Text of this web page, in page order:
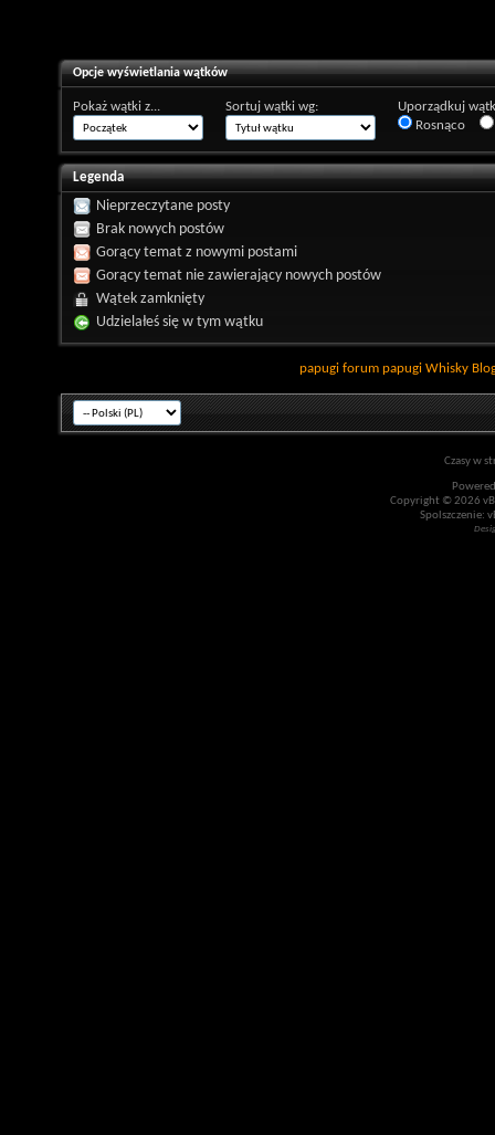
Opcje wyświetlania wątków
Pokaż wątki z... Sortuj wątki wg:
Uporządkuj
Rosnąco
Legenda
Nieprzeczytane posty
Brak nowych postów
Gorący temat z nowymi postami
Gorący temat nie zawierający nowych postów
Wątek zamknięty
Udzielałeś się w tym wątku
papugi forum papugi Whisky
Czasy w
Copyright © 2026
Spolszczenie: